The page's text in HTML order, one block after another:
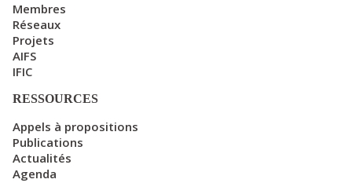
Membres
Réseaux
Projets
AIFS
IFIC
RESSOURCES
Appels à propositions
Publications
Actualités
Agenda